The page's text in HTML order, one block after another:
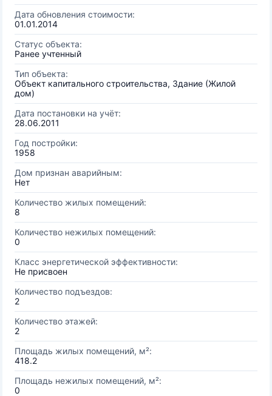
Дата обновления стоимости:
01.01.2014
Статус объекта:
Ранее учтенный
Тип объекта:
Объект капитального строительства, Здание (Жилой
дом)
Дата постановки на учёт:
28.06.2011
Год постройки:
1958
Дом признан аварийным:
Нет
Количество жилых помещений:
8
Количество нежилых помещений:
0
Класс энергетической эффективности:
Не присвоен
Количество подъездов:
2
Количество этажей:
2
Площадь жилых помещений, м²:
418.2
Площадь нежилых помещений, м²:
0